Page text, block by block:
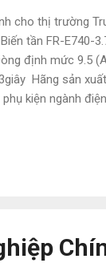
cho thị trường
tần FR-E740-
định mức 9.5
Hãng sản
kiện ngành
• Email